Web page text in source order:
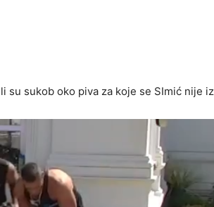
su sukob oko piva za koje se SImić nije